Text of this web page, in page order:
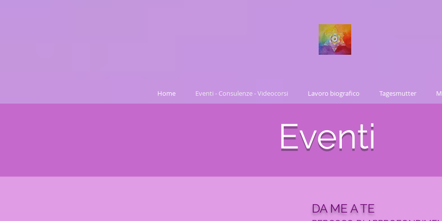
B A R B A R A
Home Eventi - Consulenze - Videocorsi Lavoro biografico Tagesmutter
Eventi
DA ME A TE